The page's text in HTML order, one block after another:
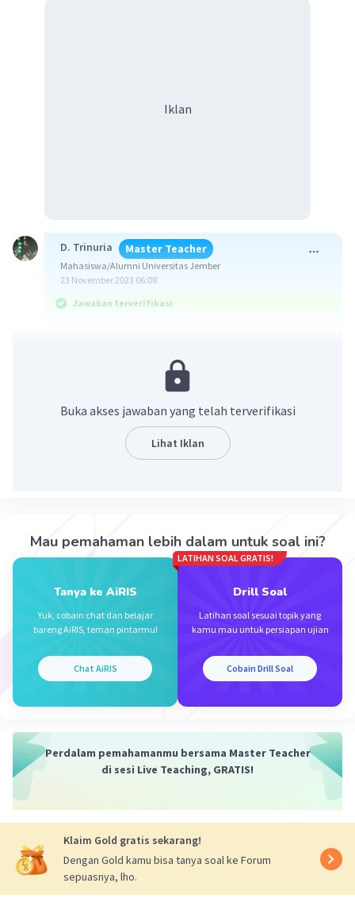
Iklan
D. Trinuria Master Teacher
Mahasiswa/Alumni Universitas Jember
23 November 2023 06:08
Jawaban terverifikasi
dan air laut) dan tanaman. Kata evaporasi artinya
proses perubahan air menjadi uap air
Buka akses jawaban yang telah terverifikasi
Lihat Iklan
Mau pemahaman lebih dalam untuk soal ini?
Tanya ke AiRIS
Yuk, cobain chat dan belajar
bareng AiRIS, teman pintarmu!
Chat AiRIS
LATIHAN SOAL GRATIS!
Drill Soal
Latihan soal sesuai topik yang
kamu mau untuk persiapan ujian
Cobain Drill Soal
Perdalam pemahamanmu bersama Master Teacher
di sesi Live Teaching, GRATIS!
Klaim Gold gratis sekarang!
Dengan Gold kamu bisa tanya soal ke Forum
sepuasnya, lho.